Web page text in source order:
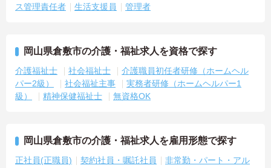
ス管理責任者
生活支援員 管理者
岡山県倉敷市の介護・福祉求人を資格で探す
介護福祉士 社会福祉士
介護職員初任者研修（ホームヘル
パー2級）
社会福祉主事
実務者研修（ホームヘルパー1
級）
精神保健福祉士 無資格OK
岡山県倉敷市の介護・福祉求人を雇用形態で探す
正社員(正職員) 契約社員・嘱託社員
非常勤・パート・アル